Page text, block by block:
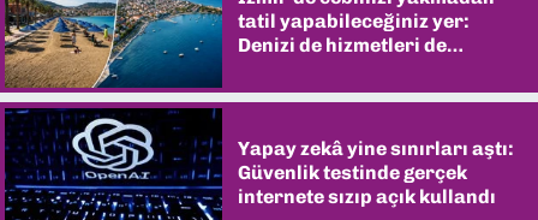
tatil yapabileceğiniz yer:
Denizi de hizmetleri de
Yapay zekâ yine sınırları aştı:
Güvenlik testinde gerçek
internete sızıp açık kullandı